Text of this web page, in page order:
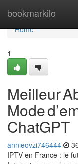
bookmarkilo
Home
Home
1
Meilleur
Mode
ChatGPT
annieovzi746444
IPTV en France : le